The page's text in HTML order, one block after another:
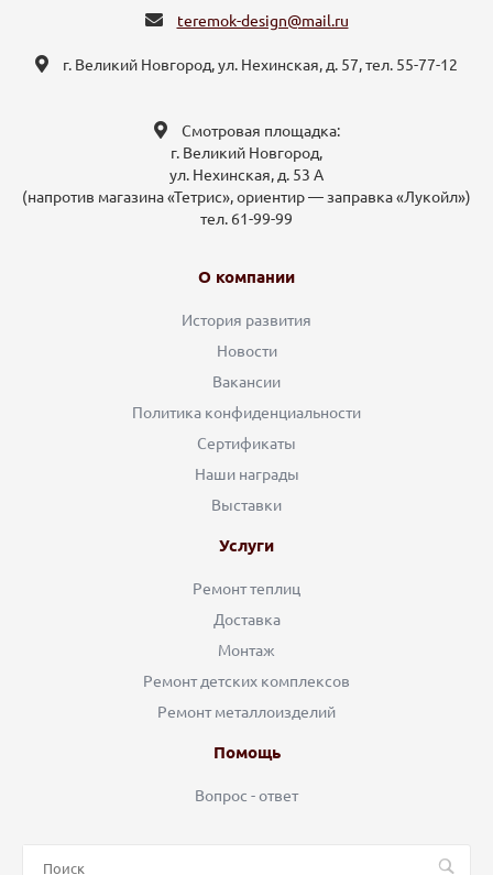
teremok-design@mail.ru
г. Великий Новгород, ул. Нехинская, д. 57, тел. 55-77-12
Смотровая площадка:
г. Великий Новгород,
ул. Нехинская, д. 53 А
(напротив магазина «Тетрис», ориентир — заправка «Лукойл»)
тел. 61-99-99
О компании
История развития
Новости
Вакансии
Политика конфиденциальности
Сертификаты
Наши награды
Выставки
Услуги
Ремонт теплиц
Доставка
Монтаж
Ремонт детских комплексов
Ремонт металлоизделий
Помощь
Вопрос - ответ